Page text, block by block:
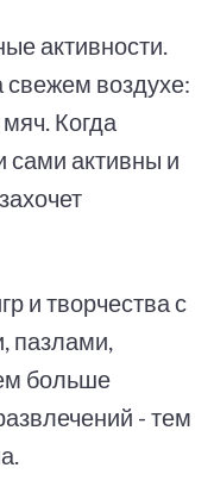
активности.
воздухе:
Когда
сами активны и
и творчества с
пазлами,
больше
- тем